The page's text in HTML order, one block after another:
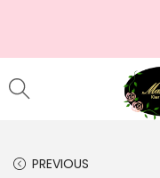
PREVIOUS